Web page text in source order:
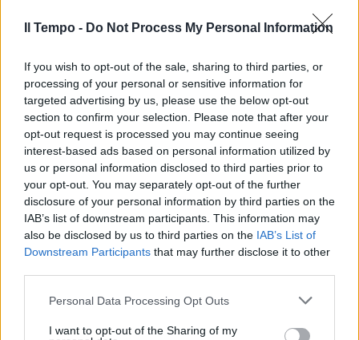
Il Tempo - Do Not Process My Personal Information
If you wish to opt-out of the sale, sharing to third parties, or
processing of your personal or sensitive information for
targeted advertising by us, please use the below opt-out
section to confirm your selection. Please note that after your
opt-out request is processed you may continue seeing
interest-based ads based on personal information utilized by
us or personal information disclosed to third parties prior to
your opt-out. You may separately opt-out of the further
disclosure of your personal information by third parties on the
IAB’s list of downstream participants. This information may
also be disclosed by us to third parties on the IAB’s List of
Downstream Participants that may further disclose it to other
Personal Data Processing Opt Outs
I want to opt-out of the Sharing of my